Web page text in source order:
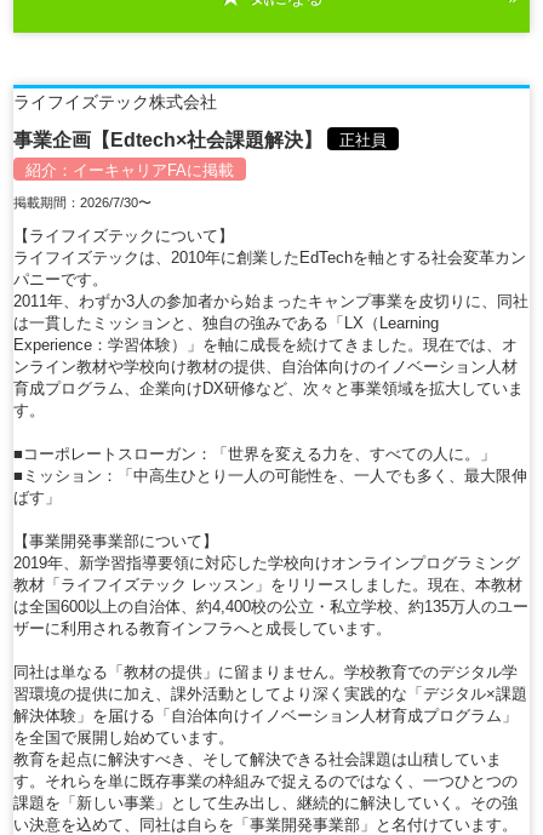
ライフイズテック株式会社
事業企画【Edtech×社会課題解決】
正社員
紹介： イーキャリアFAに掲載
掲載期間：2026/7/30〜
【ライフイズテックについて】
ライフイズテックは、2010年に創業したEdTechを軸とする社会変革カン
パニーです。
2011年、わずか3人の参加者から始まったキャンプ事業を皮切りに、同社
は一貫したミッションと、独自の強みである「LX（Learning
Experience：学習体験）」を軸に成長を続けてきました。現在では、オ
ンライン教材や学校向け教材の提供、自治体向けのイノベーション人材
育成プログラム、企業向けDX研修など、次々と事業領域を拡大していま
す。
■コーポレートスローガン：「世界を変える力を、すべての人に。」
■ミッション：「中高生ひとり一人の可能性を、一人でも多く、最大限伸
ばす」
【事業開発事業部について】
2019年、新学習指導要領に対応した学校向けオンラインプログラミング
教材「ライフイズテック レッスン」をリリースしました。現在、本教材
は全国600以上の自治体、約4,400校の公立・私立学校、約135万人のユー
ザーに利用される教育インフラへと成長しています。
同社は単なる「教材の提供」に留まりません。学校教育でのデジタル学
習環境の提供に加え、課外活動としてより深く実践的な「デジタル×課題
解決体験」を届ける「自治体向けイノベーション人材育成プログラム」
を全国で展開し始めています。
教育を起点に解決すべき、そして解決できる社会課題は山積していま
す。それらを単に既存事業の枠組みで捉えるのではなく、一つひとつの
課題を「新しい事業」として生み出し、継続的に解決していく。その強
い決意を込めて、同社は自らを「事業開発事業部」と名付けています。